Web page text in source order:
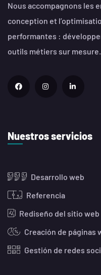
Nous accompagnons les
conception et
performantes :
outils métiers sur mesure.
Nuestros servicios
Desarrollo web
Referencia
Rediseño del sitio web
Creación de páginas
Gestión de redes